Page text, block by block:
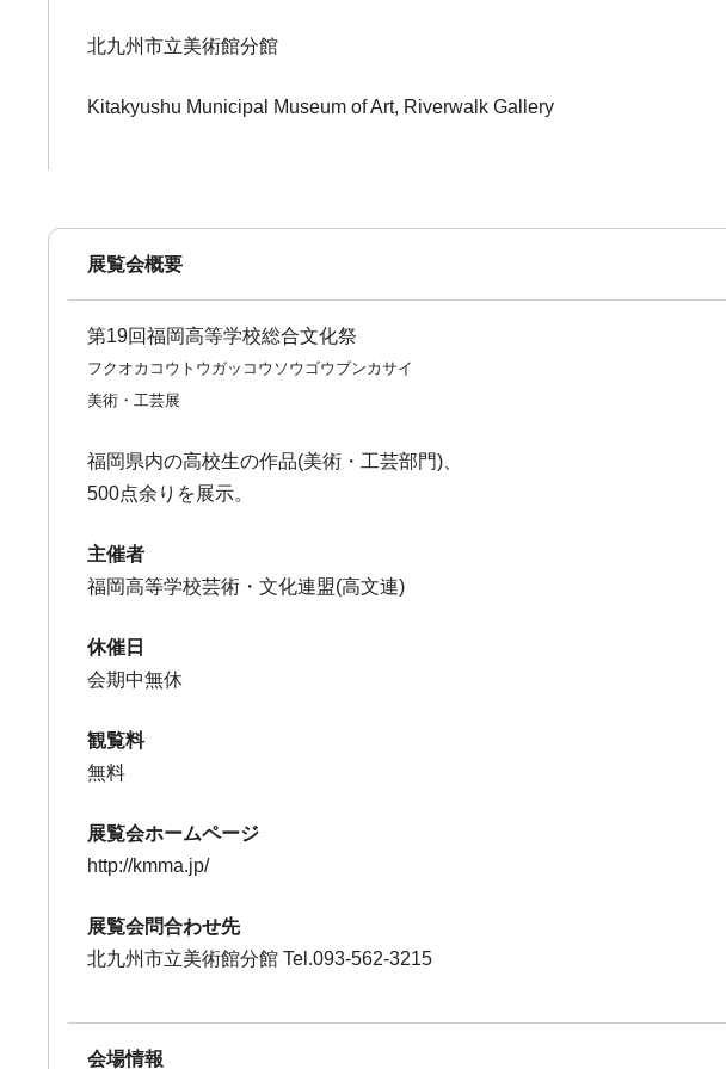
北九州市立美術館分館
Kitakyushu Municipal Museum of Art, Riverwalk Gallery
展覧会概要
第19回福岡高等学校総合文化祭
フクオカコウトウガッコウソウゴウブンカサイ
美術・工芸展
福岡県内の高校生の作品(美術・工芸部門)、
500点余りを展示。
主催者
福岡高等学校芸術・文化連盟(高文連)
休催日
会期中無休
観覧料
無料
展覧会ホームページ
http://kmma.jp/
展覧会問合わせ先
北九州市立美術館分館 Tel.093-562-3215
会場情報